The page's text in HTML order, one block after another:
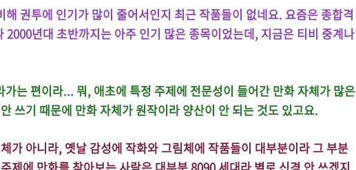
권투에 인기가 많이 줄어서인지 최근 작품들이 없네요. 요즘은 종합격
년대 초반까지는 아주 인기 많은 종목이었는데, 지금은 티비 중계나
는 편이라... 뭐, 애초에 특정 주제에 전문성이 들어간 만화 자체가 많은
쓰기 때문에 만화 자체가 원작이라 양산이 안 되는 것도 있고요.
가 아니라, 옛날 감성에 작화와 그림체에 작품들이 대부분이라 그 부분